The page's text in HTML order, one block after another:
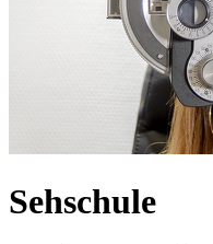
Sehschule